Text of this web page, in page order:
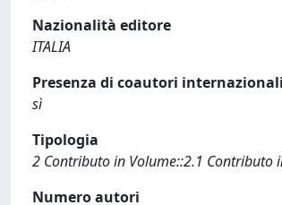
Nazionalità editore
ITALIA
Presenza di coautori internazionali
sì
Tipologia
2 Contributo in Volume::2.1 Contributo
Numero autori